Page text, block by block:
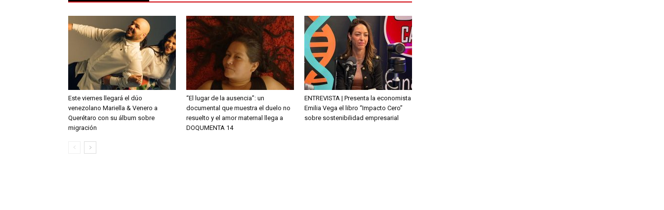
Este viernes llegará el dúo
venezolano Mariella & Venero a
Querétaro con su álbum sobre
migración
“El lugar de la ausencia”: un
documental que muestra el duelo no
resuelto y el amor maternal llega a
DOQUMENTA 14
ENTREVISTA | Presenta la economista
Emilia Vega el libro “Impacto Cero”
sobre sostenibilidad empresarial